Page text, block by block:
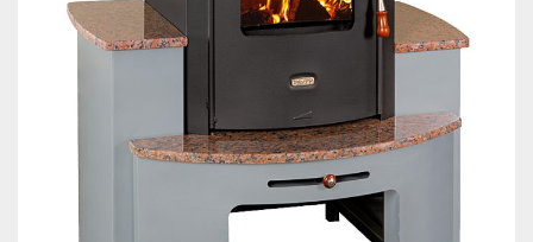
МОНТАЖНИЦИ ВОИ
КОНТАКТИ